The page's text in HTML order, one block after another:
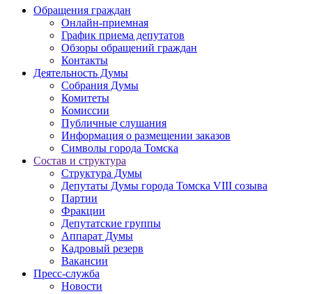
Обращения граждан
Онлайн-приемная
График приема депутатов
Обзоры обращений граждан
Контакты
Деятельность Думы
Собрания Думы
Комитеты
Комиссии
Публичные слушания
Информация о размещении заказов
Символы города Томска
Состав и структура
Структура Думы
Депутаты Думы города Томска VIII созыва
Партии
Фракции
Депутатские группы
Аппарат Думы
Кадровый резерв
Вакансии
Пресс-служба
Новости